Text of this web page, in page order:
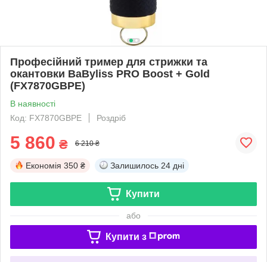
Професійний тример для стрижки та
окантовки BaByliss PRO Boost + Gold
(FX7870GBPE)
В наявності
Код: FX7870GBPE
Роздріб
5 860 ₴ 6 210 ₴
Економія 350 ₴ Залишилось 24 дні
Купити
або
Купити з